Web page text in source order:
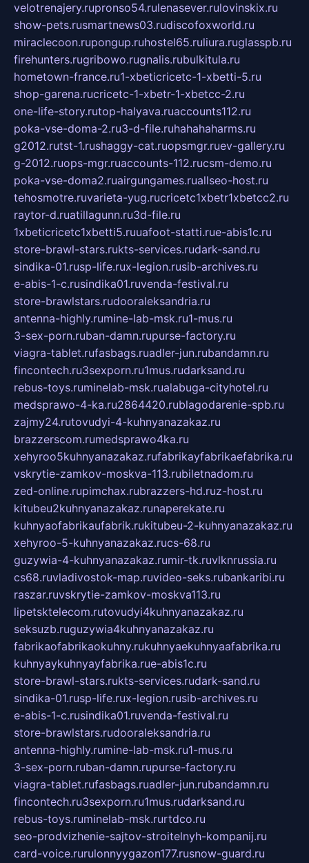
velotrenajery.rupronso54.rulenasever.rulovinskix.ru
show-pets.rusmartnews03.rudiscofoxworld.ru
miraclecoon.rupongup.ruhostel65.ruliura.ruglasspb.ru
firehunters.rugribowo.rugnalis.rubulkitula.ru
hometown-france.ru1-xbeticricetc-1-xbetti-5.ru
shop-garena.rucricetc-1-xbetr-1-xbetcc-2.ru
one-life-story.rutop-halyava.ruaccounts112.ru
poka-vse-doma-2.ru3-d-file.ruhahahaharms.ru
g2012.rutst-1.rushaggy-cat.ruopsmgr.ruev-gallery.ru
g-2012.ruops-mgr.ruaccounts-112.rucsm-demo.ru
poka-vse-doma2.ruairgungames.ruallseo-host.ru
tehosmotre.ruvarieta-yug.rucricetc1xbetr1xbetcc2.ru
raytor-d.ruatillagunn.ru3d-file.ru
1xbeticricetc1xbetti5.ruuafoot-statti.rue-abis1c.ru
store-brawl-stars.rukts-services.rudark-sand.ru
sindika-01.rusp-life.rux-legion.rusib-archives.ru
e-abis-1-c.rusindika01.ruvenda-festival.ru
store-brawlstars.rudooraleksandria.ru
antenna-highly.rumine-lab-msk.ru1-mus.ru
3-sex-porn.ruban-damn.rupurse-factory.ru
viagra-tablet.rufasbags.ruadler-jun.rubandamn.ru
fincontech.ru3sexporn.ru1mus.rudarksand.ru
rebus-toys.ruminelab-msk.rualabuga-cityhotel.ru
medsprawo-4-ka.ru2864420.rublagodarenie-spb.ru
zajmy24.rutovudyi-4-kuhnyanazakaz.ru
brazzerscom.rumedsprawo4ka.ru
xehyroo5kuhnyanazakaz.rufabrikayfabrikaefabrika.ru
vskrytie-zamkov-moskva-113.rubiletnadom.ru
zed-online.rupimchax.rubrazzers-hd.ruz-host.ru
kitubeu2kuhnyanazakaz.runaperekate.ru
kuhnyaofabrikaufabrik.rukitubeu-2-kuhnyanazakaz.ru
xehyroo-5-kuhnyanazakaz.rucs-68.ru
guzywia-4-kuhnyanazakaz.rumir-tk.ruvlknrussia.ru
cs68.ruvladivostok-map.ruvideo-seks.rubankaribi.ru
raszar.ruvskrytie-zamkov-moskva113.ru
lipetsktelecom.rutovudyi4kuhnyanazakaz.ru
seksuzb.ruguzywia4kuhnyanazakaz.ru
fabrikaofabrikaokuhny.rukuhnyaekuhnyaafabrika.ru
kuhnyaykuhnyayfabrika.rue-abis1c.ru
store-brawl-stars.rukts-services.rudark-sand.ru
sindika-01.rusp-life.rux-legion.rusib-archives.ru
e-abis-1-c.rusindika01.ruvenda-festival.ru
store-brawlstars.rudooraleksandria.ru
antenna-highly.rumine-lab-msk.ru1-mus.ru
3-sex-porn.ruban-damn.rupurse-factory.ru
viagra-tablet.rufasbags.ruadler-jun.rubandamn.ru
fincontech.ru3sexporn.ru1mus.rudarksand.ru
rebus-toys.ruminelab-msk.rurtdco.ru
seo-prodvizhenie-sajtov-stroitelnyh-kompanij.ru
card-voice.rurulonnyygazon177.rusnow-guard.ru